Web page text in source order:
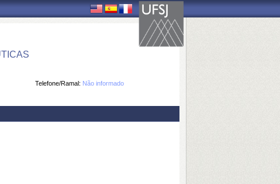
Telefone/Ramal: Não informado